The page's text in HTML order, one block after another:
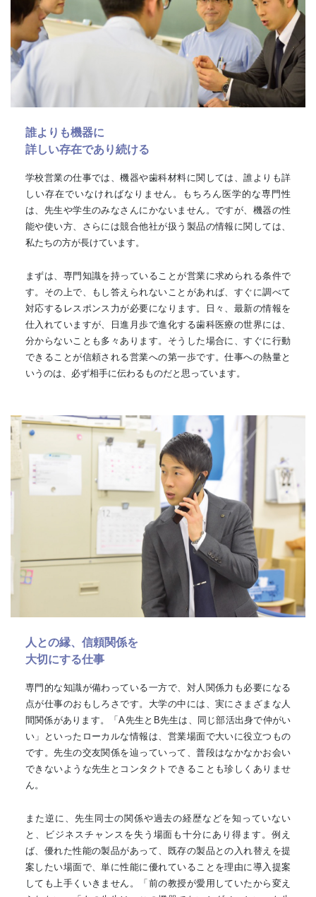
誰よりも機器に
詳しい存在であり続ける
学校営業の仕事では、機器や歯科材料に関しては、誰よりも詳
しい存在でいなければなりません。もちろん医学的な専門性
は、先生や学生のみなさんにかないません。ですが、機器の性
能や使い方、さらには競合他社が扱う製品の情報に関しては、
私たちの方が長けています。
まずは、専門知識を持っていることが営業に求められる条件で
す。その上で、もし答えられないことがあれば、すぐに調べて
対応するレスポンス力が必要になります。日々、最新の情報を
仕入れていますが、日進月歩で進化する歯科医療の世界には、
分からないことも多々あります。そうした場合に、すぐに行動
できることが信頼される営業への第一歩です。仕事への熱量と
いうのは、必ず相手に伝わるものだと思っています。
人との縁、信頼関係を
大切にする仕事
専門的な知識が備わっている一方で、対人関係力も必要になる
点が仕事のおもしろさです。大学の中には、実にさまざまな人
間関係があります。「A先生とB先生は、同じ部活出身で仲がい
い」といったローカルな情報は、営業場面で大いに役立つもの
です。先生の交友関係を辿っていって、普段はなかなかお会い
できないような先生とコンタクトできることも珍しくありませ
ん。
また逆に、先生同士の関係や過去の経歴などを知っていない
と、ビジネスチャンスを失う場面も十分にあり得ます。例え
ば、優れた性能の製品があって、既存の製品との入れ替えを提
案したい場面で、単に性能に優れていることを理由に導入提案
しても上手くいきません。「前の教授が愛用していたから変え